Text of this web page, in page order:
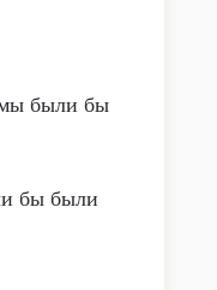
мы были бы
бы были